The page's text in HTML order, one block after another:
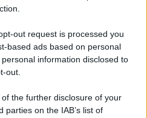
out request is processed you
based ads based on personal
information disclosed to
out.
the further disclosure of your
parties on the IAB’s list of